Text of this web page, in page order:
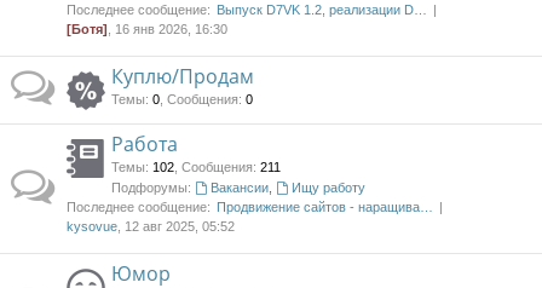
Последнее сообщение: Выпуск D7VK 1.2, реализации D…
[Ботя] , 16 янв 2026, 16:30
Куплю/Продам
Темы: 0 Сообщения: 0
Работа
Темы: 102 Сообщения: 211
Подфорумы:
Вакансии,
Ищу работу
Последнее сообщение: Продвижение сайтов - наращива…
kysovue , 12 авг 2025, 05:52
Юмор